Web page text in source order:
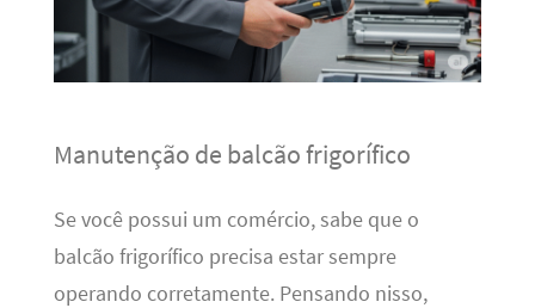
Manutenção de balcão frigorífico
Se você possui um comércio, sabe que o
balcão frigorífico precisa estar sempre
operando corretamente. Pensando nisso,